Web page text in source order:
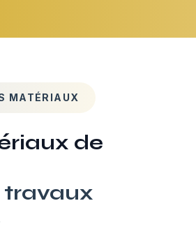
MATÉRIAUX
de
travaux